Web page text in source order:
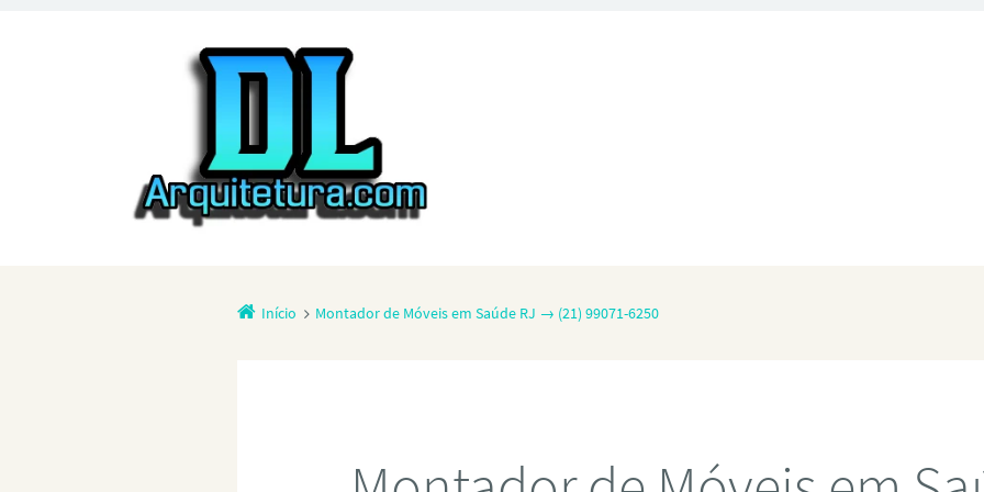
Início Montador de Móveis em Saúde RJ → (21) 99071-6250